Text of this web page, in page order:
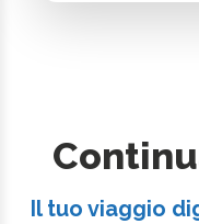
Il tuo viaggio